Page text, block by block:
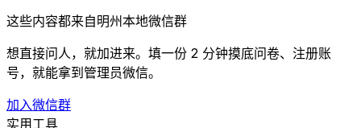
这些内容都来自明州本地微信群
想直接问人，就加进来。填一份 2 分钟摸底问卷、注册账
号，就能拿到管理员微信。
加入微信群
实用工具